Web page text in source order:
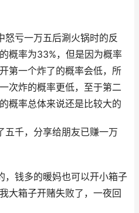
怒亏一万五后涮火锅时的反
概率为33%，但是因为概率
第一个炸了的概率会低，所
次炸的概率更低，至于第二
概率总体来说还是比较大的
五千，分享给朋友已赚一万
，钱多的暖妈也可以开小箱子
大箱子开赌失败了，一夜回